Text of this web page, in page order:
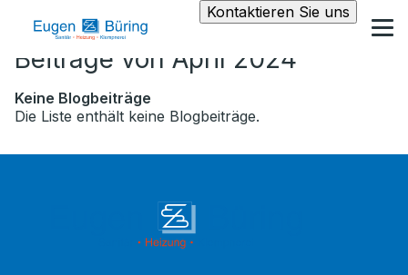
Kontaktieren Sie uns
Beiträge von April 2024
Keine Blogbeiträge
Die Liste enthält keine Blogbeiträge.